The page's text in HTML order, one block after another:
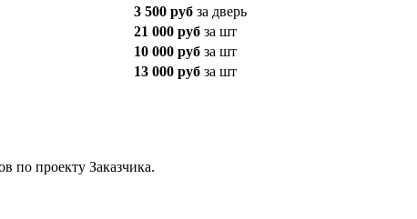
3 500 руб за дверь
21 000 руб за шт
10 000 руб за шт
13 000 руб за шт
по проекту Заказчика.